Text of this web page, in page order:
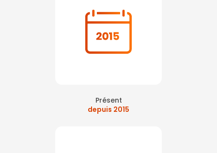
Présent
depuis 2015